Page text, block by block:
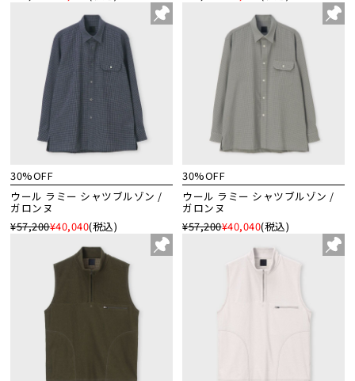
30%OFF
ウール ラミー シャツブルゾン /
ガロンヌ
¥57,200¥40,040(税込)
30%OFF
ウール ラミー シャツブルゾン /
ガロンヌ
¥57,200¥40,040(税込)